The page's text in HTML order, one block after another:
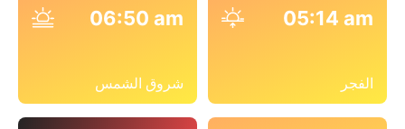
05:14 am
الفجر
06:50 am
شروق الشمس